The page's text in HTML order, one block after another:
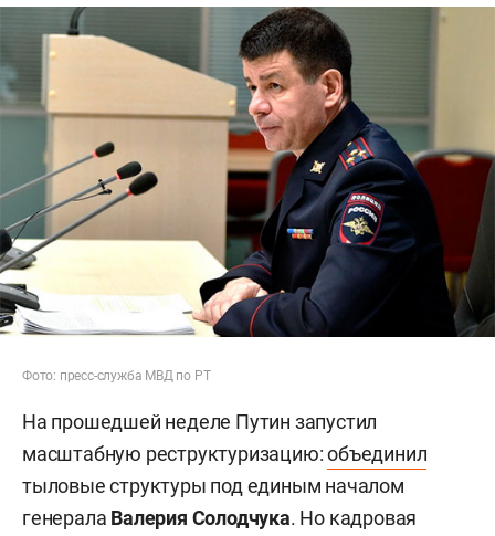
Фото: пресс-служба МВД по РТ
На прошедшей неделе Путин запустил
масштабную реструктуризацию:объединил
тыловые структуры под единым началом
генерала Валерия Солодчука. Но кадровая